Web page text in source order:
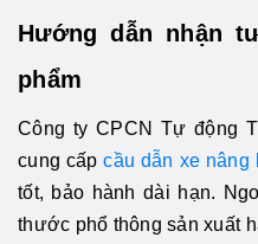
Hướng dẫn nhận
phẩm
Công ty CPCN Tự động
cung cấpcầu dẫn xe nâng
tốt, bảo hành dài hạn.
thước phổ thông sản xuất